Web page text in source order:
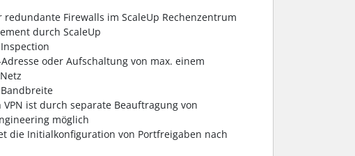
redundante Firewalls im ScaleUp Rechenzentrum
durch ScaleUp
oder Aufschaltung von max. einem
ist durch separate Beauftragung von
möglich
die Initialkonfiguration von Portfreigaben nach